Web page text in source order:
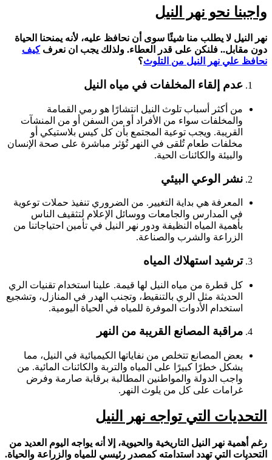
واجبنا نحو نهر النيل
نهر النيل لا يطلب منا شيئًا سوى أن نحافظ عليه، لأنه يمنحنا الحياة
دون مقابل.. فلنكن على قدر العطاء. ولذلك يجب ان نعرفكيف
نحافظ علي نهر النيل من التلوث؟
عدم إلقاء المخلفات في مياه النيل
من أكثر أسباب تلوث النيل انتشارًا هو رمي القمامة
والمخلفات سواء من الأفراد أو من السفن أو من المنشآت
القريبة. ويجب توعية المجتمع بأن كل كيس بلاستيكي أو
مخلفات طعام تُلقى في النهر تُؤثر مباشرة على صحة الإنسان
والبيئة والكائنات الحية.
نشر الوعي البيئي
المعرفة هي بداية التغيير. من الضروري تنفيذ حملات توعوية
في المدارس والجامعات ووسائل الإعلام لتثقيف الناس
بأهمية المياه النظيفة ودور نهر النيل في تأمين احتياجاتنا من
الزراعة والشرب والصناعة.
ترشيد استهلاك المياه
كل قطرة من مياه النيل لها قيمة. علينا استخدام تقنيات الري
الحديثة مثل الري بالتنقيط، وتجنب الهدر في المنازل، وتشجيع
استخدام الأدوات الموفرة للمياه في الحياة اليومية.
مراقبة المصانع القريبة من النهر
بعض المصانع تتخلص من نفاياتها الكيميائية في النيل، مما
يشكل خطرًا كبيرًا على المياه والتربة والكائنات المائية. من
واجب الدولة والمواطنين المطالبة برقابة صارمة وفرض
غرامات على كل من يلوث النهر.
التحديات التي تواجه نهر النيل
رغم أهمية نهر النيل التاريخية والحيوية، إلا أنه يواجه اليوم العديد من
التحديات التي تهدد استدامته كمصدر رئيسي للمياه والزراعة والحياة.